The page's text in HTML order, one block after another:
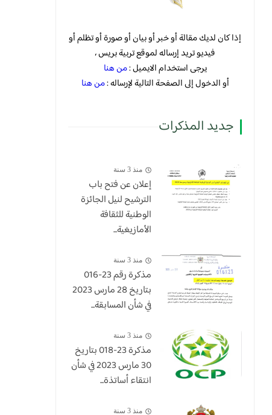
إذا كان لديك مقالة أو خبر أو بيان أو صورة أو تظلم أو
فيديو تريد إرساله لموقع تربية بريس ،
يرجى استخدام الايميل :من هنا
أو الدخول إلى الصفحة التالية لإرساله :من هنا
جديد المذكرات
منذ 3 سنة
إعلان عن فتح باب
الترشيح لنيل الجائزة
الوطنية للثقافة
الأمازيغية...
منذ 3 سنة
مذكرة رقم 23-016
بتاريخ 28 مارس 2023
في شأن المسابقة...
منذ 3 سنة
​مذكرة 23-018 بتاريخ
30 مارس 2023 في شأن
انتقاء أساتذة...
منذ 3 سنة